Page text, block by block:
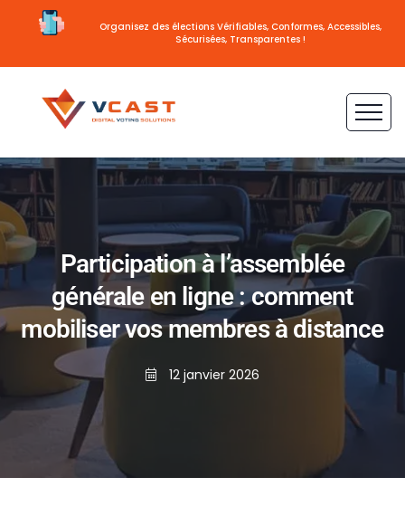
Organisez des élections Vérifiables, Conformes, Accessibles,
Sécurisées, Transparentes !
Participation à l’assemblée
générale en ligne : comment
mobiliser vos membres à distance
12 janvier 2026